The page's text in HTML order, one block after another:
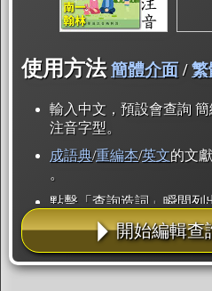
使用方法 簡體介面/繁
輸入中文，預設會查詢
注音字型。
成語典/重編本/英文的文
。
點擊「查詢造詞」瞬間列
點「部首」瞬間列出所有
辭典解釋的全文都經過自
用手動重複輸入。
開始編輯查